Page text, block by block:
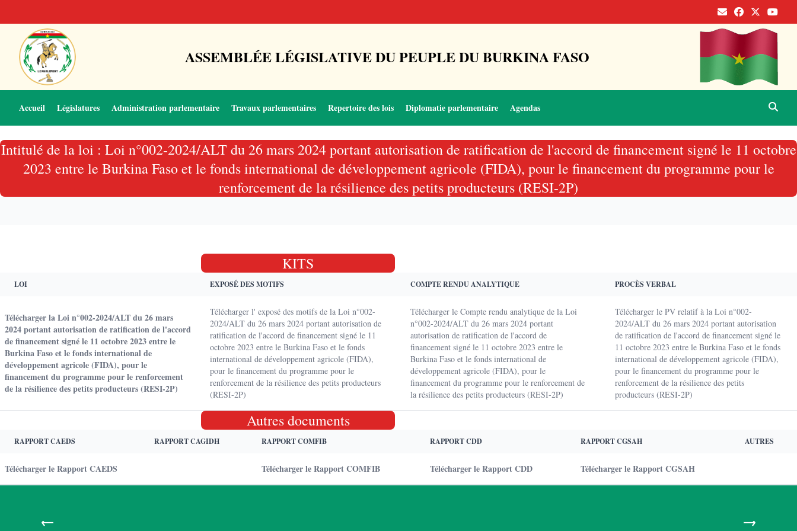
ASSEMBLÉE LÉGISLATIVE DU PEUPLE DU BURKINA FASO
Accueil Législatures Administration parlementaire Travaux parlementaires Repertoire des lois Diplomatie parlementaire Agendas
Intitulé de la loi : Loi n°002-2024/ALT du 26 mars 2024 portant autorisation de ratification de l'accord de financement signé le 11 octobre
2023 entre le Burkina Faso et le fonds international de développement agricole (FIDA), pour le financement du programme pour le
renforcement de la résilience des petits producteurs (RESI-2P)
KITS
LOI EXPOSÉ DES MOTIFS COMPTE RENDU ANALYTIQUE PROCÈS VERBAL
Télécharger la Loi n°002-2024/ALT du 26 mars
2024 portant autorisation de ratification de l'accord
de financement signé le 11 octobre 2023 entre le
Burkina Faso et le fonds international de
développement agricole (FIDA), pour le
financement du programme pour le renforcement
de la résilience des petits producteurs (RESI-2P)
Télécharger l' exposé des motifs de la Loi n°002-
2024/ALT du 26 mars 2024 portant autorisation de
ratification de l'accord de financement signé le 11
octobre 2023 entre le Burkina Faso et le fonds
international de développement agricole (FIDA),
pour le financement du programme pour le
renforcement de la résilience des petits producteurs
(RESI-2P)
Télécharger le Compte rendu analytique de la Loi
n°002-2024/ALT du 26 mars 2024 portant
autorisation de ratification de l'accord de
financement signé le 11 octobre 2023 entre le
Burkina Faso et le fonds international de
développement agricole (FIDA), pour le
financement du programme pour le renforcement de
la résilience des petits producteurs (RESI-2P)
Télécharger le PV relatif à la Loi n°002-
2024/ALT du 26 mars 2024 portant autorisation
de ratification de l'accord de financement signé le
11 octobre 2023 entre le Burkina Faso et le fonds
international de développement agricole (FIDA),
pour le financement du programme pour le
renforcement de la résilience des petits
producteurs (RESI-2P)
Autres documents
RAPPORT CAEDS RAPPORT CAGIDH RAPPORT COMFIB RAPPORT CDD RAPPORT CGSAH AUTRES
Télécharger le Rapport CAEDS Télécharger le Rapport COMFIB Télécharger le Rapport CDD Télécharger le Rapport CGSAH
← →